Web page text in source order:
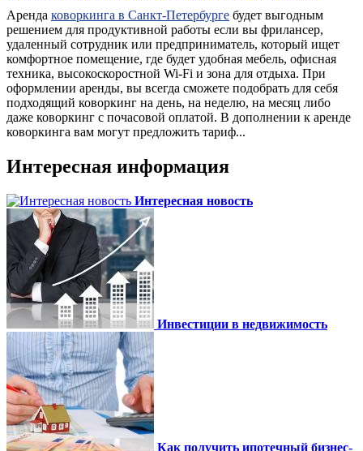
Аренда коворкинга в Санкт-Петербурге будет выгодным
решением для продуктивной работы если вы фрилансер,
удаленный сотрудник или предприниматель, который ищет
комфортное помещение, где будет удобная мебель, офисная
техника, высокоскоростной Wi-Fi и зона для отдыха. При
оформлении аренды, вы всегда сможете подобрать для себя
подходящий коворкинг на день, на неделю, на месяц либо
даже коворкинг с почасовой оплатой. В дополнении к аренде
коворкинга вам могут предложить тариф...
Интересная информация
Интересная новость
Инвестиции в недвижимость
Как получить ипотечный бизнес-